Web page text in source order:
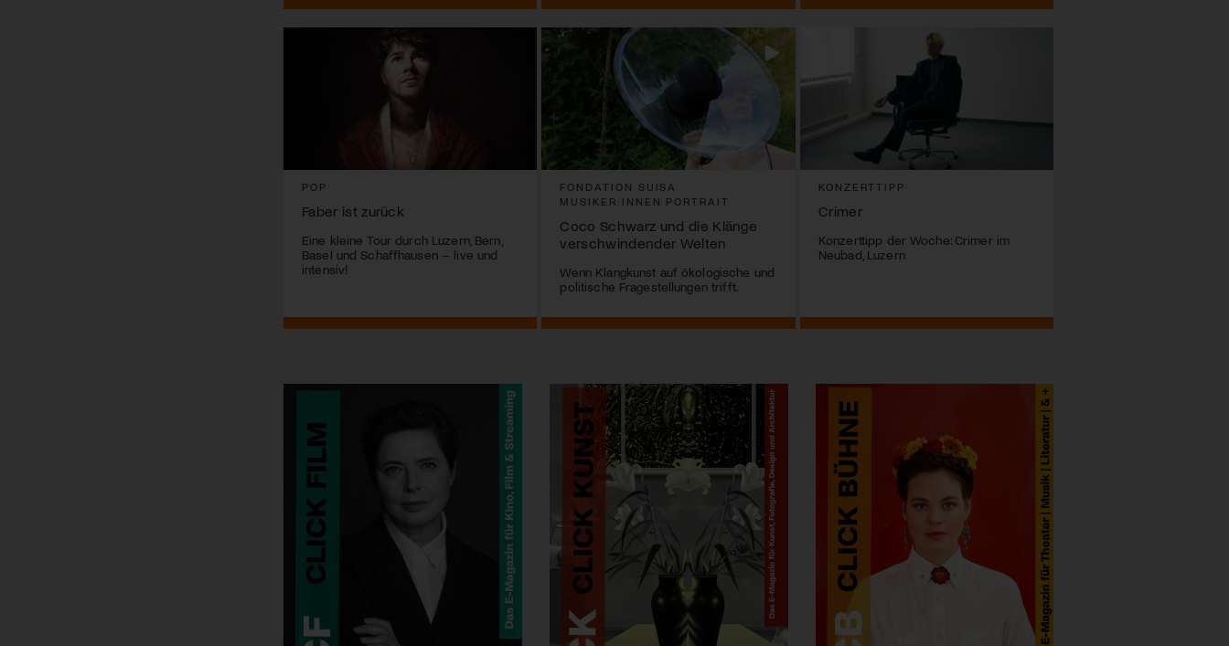
POP
Faber ist zurück
Eine kleine Tour durch Luzern, Bern,
Basel und Schaffhausen – live und
intensiv!
FONDATION SUISA
MUSIKER:INNEN PORTRAIT
Coco Schwarz und die Klänge
verschwindender Welten
Wenn Klangkunst auf ökologische und
politische Fragestellungen trifft.
KONZERTTIPP
Crimer
Konzerttipp der Woche: Crimer im
Neubad, Luzern